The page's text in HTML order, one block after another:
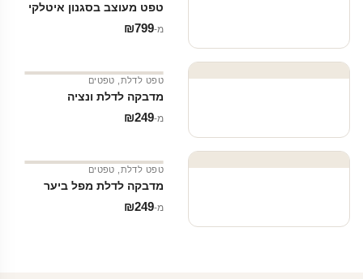
טפט מעוצב בסגנון איטלקי
מ‑ ₪799
טפט לדלת טפטים
מדבקה לדלת ונציה
מ‑ ₪249
טפט לדלת טפטים
מדבקה לדלת מפל ביער
מ‑ ₪249